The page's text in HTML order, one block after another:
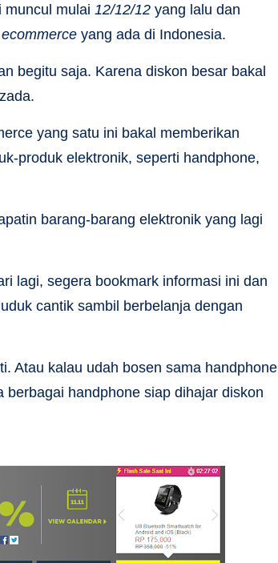
muncul mulai 12/12/12 yang lalu dan
ecommerce yang ada di Indonesia.
begitu saja. Karena diskon besar bakal
yang satu ini bakal memberikan
produk elektronik, seperti handphone,
barang-barang elektronik yang lagi
lagi, segera bookmark informasi ini dan
cantik sambil berbelanja dengan
Atau kalau udah bosen sama handphone
handphone siap dihajar diskon